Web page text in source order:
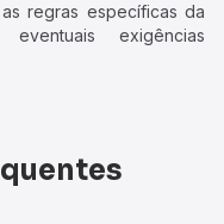
regras específicas da
exigências